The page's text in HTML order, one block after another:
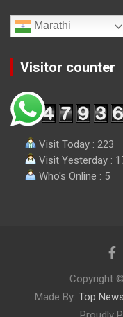
Marathi
Visitor counter
Visit Today : 223
Visit Yesterday :
Who's Online : 5
Copyright
Made By: Top